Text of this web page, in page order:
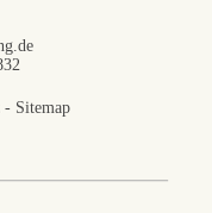
- Sitemap